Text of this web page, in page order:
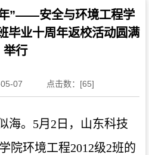
”——安全与环境工程学
毕业十周年返校活动圆满
举行
07 点击数：[65]
海。5月2日，山东科技
院环境工程2012级2班的